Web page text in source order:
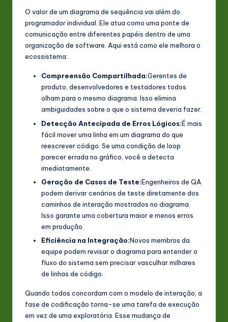
O valor de um diagrama de sequência vai além do
programador individual. Ele atua como uma ponte de
comunicação entre diferentes papéis dentro de uma
organização de software. Aqui está como ele melhora o
ecossistema:
Compreensão Compartilhada:Gerentes de
produto, desenvolvedores e testadores todos
olham para o mesmo diagrama. Isso elimina
ambiguidades sobre o que o sistema deveria fazer.
Detecção Antecipada de Erros Lógicos:É mais
fácil mover uma linha em um diagrama do que
reescrever código. Se uma condição de loop
parecer errada no gráfico, você a detecta
imediatamente.
Geração de Casos de Teste:Engenheiros de QA
podem derivar cenários de teste diretamente dos
caminhos de interação mostrados no diagrama.
Isso garante uma cobertura maior e menos erros
em produção.
Eficiência na Integração:Novos membros da
equipe podem revisar o diagrama para entender o
fluxo do sistema sem precisar vasculhar milhares
de linhas de código.
Quando todos concordam com o modelo de interação, a
fase de codificação torna-se uma tarefa de execução
em vez de uma exploratória. Esse mudança de